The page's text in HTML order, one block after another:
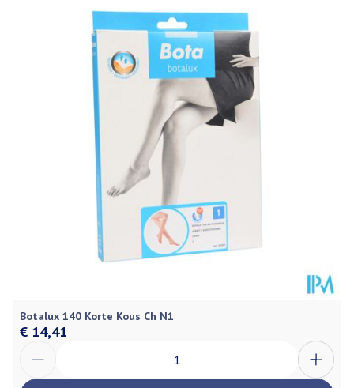
211 mm
46 mm
Kamertemperatuur (15°C - 25°C)
Botalux 140 Korte Kous Ch N1
€ 14,41